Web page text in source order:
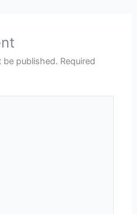
be published. Required